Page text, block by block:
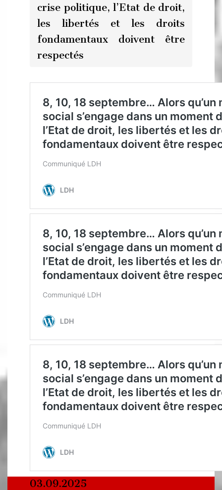
crise politique, l’Etat de droit,
les libertés et les droits
fondamentaux doivent être
respectés
03.09.2025